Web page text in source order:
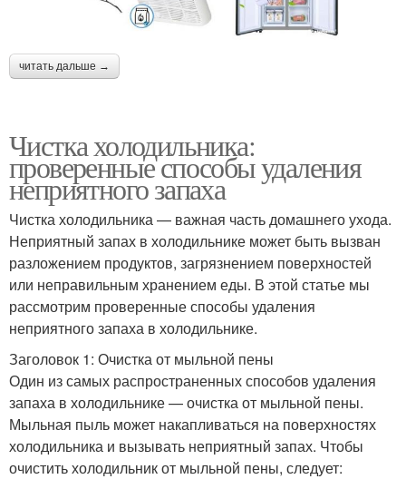
читать дальше →
Чистка холодильника:
проверенные способы удаления
неприятного запаха
Чистка холодильника — важная часть домашнего ухода.
Неприятный запах в холодильнике может быть вызван
разложением продуктов, загрязнением поверхностей
или неправильным хранением еды. В этой статье мы
рассмотрим проверенные способы удаления
неприятного запаха в холодильнике.
Заголовок 1: Очистка от мыльной пены
Один из самых распространенных способов удаления
запаха в холодильнике — очистка от мыльной пены.
Мыльная пыль может накапливаться на поверхностях
холодильника и вызывать неприятный запах. Чтобы
очистить холодильник от мыльной пены, следует: